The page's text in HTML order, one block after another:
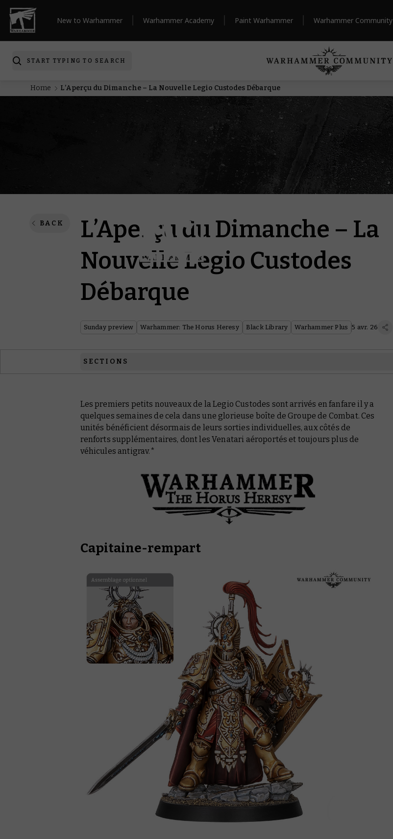
New to Warhammer Warhammer Academy Paint Warhammer Warhammer Community
START TYPING TO SEARCH
Home L’Aperçu du Dimanche – La Nouvelle Legio Custodes Débarque
BACK
L’Aperçu du Dimanche – La
Nouvelle Legio Custodes
Débarque
Sunday preview Warhammer: The Horus Heresy Black Library Warhammer Plus 5 avr. 26
SECTIONS
Black Library
Warhammer Plus
Les premiers petits nouveaux de la Legio Custodes sont arrivés en fanfare il y a
quelques semaines de cela dans une glorieuse boîte de Groupe de Combat. Ces
unités bénéficient désormais de leurs sorties individuelles, aux côtés de
renforts supplémentaires, dont les Venatari aéroportés et toujours plus de
véhicules antigrav.*
Capitaine-rempart